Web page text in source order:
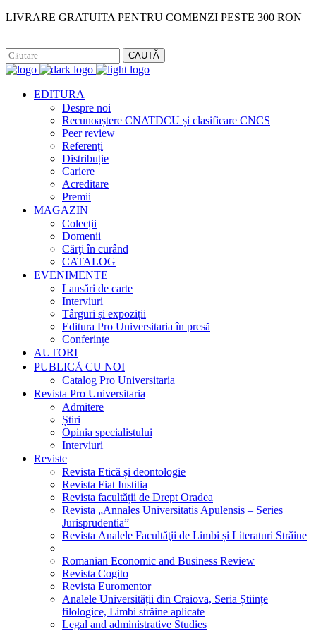
LIVRARE GRATUITA PENTRU COMENZI PESTE 300 RON
CAUTĂ
EDITURA
Despre noi
Recunoaștere CNATDCU și clasificare CNCS
Peer review
Referenți
Distribuție
Cariere
Acreditare
Premii
MAGAZIN
Colecții
Domenii
Cărţi în curând
CATALOG
EVENIMENTE
Lansări de carte
Interviuri
Târguri și expoziții
Editura Pro Universitaria în presă
Conferințe
AUTORI
PUBLICĂ CU NOI
Catalog Pro Universitaria
Revista Pro Universitaria
Admitere
Știri
Opinia specialistului
Interviuri
Reviste
Revista Etică și deontologie
Revista Fiat Iustitia
Revista facultății de Drept Oradea
Revista „Annales Universitatis Apulensis – Series
Jurisprudentia”
Revista Analele Facultăţii de Limbi și Literaturi Străine
Romanian Economic and Business Review
Revista Cogito
Revista Euromentor
Analele Universității din Craiova, Seria Științe
filologice, Limbi străine aplicate
Legal and administrative Studies